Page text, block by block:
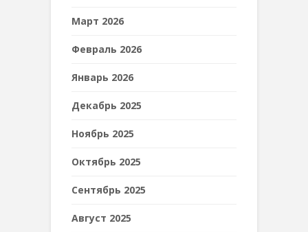
Март 2026
Февраль 2026
Январь 2026
Декабрь 2025
Ноябрь 2025
Октябрь 2025
Сентябрь 2025
Август 2025